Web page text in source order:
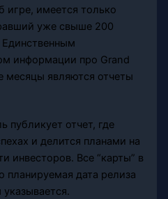
игре, имеется только
уже свыше 200
информации про Grand
месяцы являются отчеты
публикует отчет, где
и делится планами на
инвесторов. Все “карты” в
планируемая дата релиза